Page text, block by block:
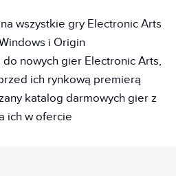
wszystkie gry Electronic Arts
i Origin
nowych gier Electronic Arts,
ich rynkową premierą
katalog darmowych gier z
ich w ofercie